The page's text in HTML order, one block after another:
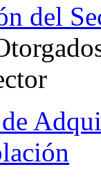
del